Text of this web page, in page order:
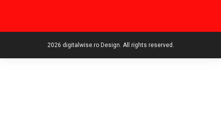
2026 digitalwise.ro Design. All rights reserved.